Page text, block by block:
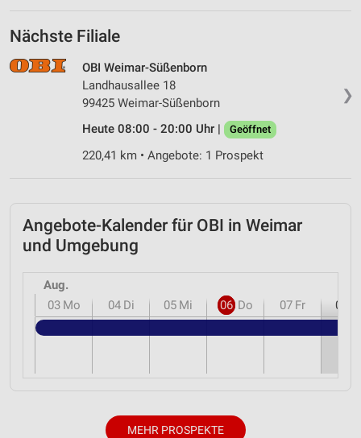
Nächste Filiale
❯
OBI Weimar-Süßenborn
Landhausallee 18
99425 Weimar-Süßenborn
Heute 08:00 - 20:00 Uhr |
Geöffnet
220,41 km • Angebote: 1 Prospekt
Angebote-Kalender für OBI in Weimar
und Umgebung
Aug.
03 Mo 04 Di 05 Mi 06 Do 07 Fr 08
MEHR PROSPEKTE